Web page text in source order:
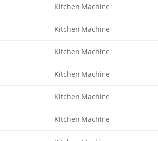
Kitchen Machine
Kitchen Machine
Kitchen Machine
Kitchen Machine
Kitchen Machine
Kitchen Machine